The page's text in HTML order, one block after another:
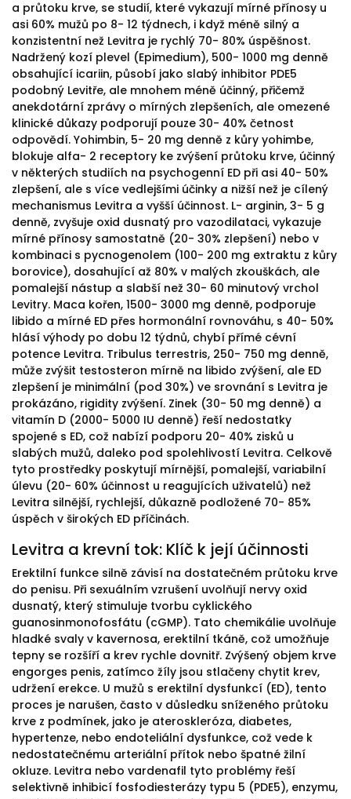
a průtoku krve, se studií, které vykazují mírné přínosy u
asi 60% mužů po 8- 12 týdnech, i když méně silný a
konzistentní než Levitra je rychlý 70- 80% úspěšnost.
Nadržený kozí plevel (Epimedium), 500- 1000 mg denně
obsahující icariin, působí jako slabý inhibitor PDE5
podobný Levitře, ale mnohem méně účinný, přičemž
anekdotární zprávy o mírných zlepšeních, ale omezené
klinické důkazy podporují pouze 30- 40% četnost
odpovědí. Yohimbin, 5- 20 mg denně z kůry yohimbe,
blokuje alfa- 2 receptory ke zvýšení průtoku krve, účinný
v některých studiích na psychogenní ED při asi 40- 50%
zlepšení, ale s více vedlejšími účinky a nižší než je cílený
mechanismus Levitra a vyšší účinnost. L- arginin, 3- 5 g
denně, zvyšuje oxid dusnatý pro vazodilataci, vykazuje
mírné přínosy samostatně (20- 30% zlepšení) nebo v
kombinaci s pycnogenolem (100- 200 mg extraktu z kůry
borovice), dosahující až 80% v malých zkouškách, ale
pomalejší nástup a slabší než 30- 60 minutový vrchol
Levitry. Maca kořen, 1500- 3000 mg denně, podporuje
libido a mírné ED přes hormonální rovnováhu, s 40- 50%
hlásí výhody po dobu 12 týdnů, chybí přímé cévní
potence Levitra. Tribulus terrestris, 250- 750 mg denně,
může zvýšit testosteron mírně na libido zvýšení, ale ED
zlepšení je minimální (pod 30%) ve srovnání s Levitra je
prokázáno, rigidity zvýšení. Zinek (30- 50 mg denně) a
vitamín D (2000- 5000 IU denně) řeší nedostatky
spojené s ED, což nabízí podporu 20- 40% zisků u
slabých mužů, daleko pod spolehlivostí Levitra. Celkově
tyto prostředky poskytují mírnější, pomalejší, variabilní
úlevu (20- 60% účinnost u reagujících uživatelů) než
Levitra silnější, rychlejší, důkazně podložené 70- 85%
úspěch v širokých ED příčinách.
Levitra a krevní tok: Klíč k její účinnosti
Erektilní funkce silně závisí na dostatečném průtoku krve
do penisu. Při sexuálním vzrušení uvolňují nervy oxid
dusnatý, který stimuluje tvorbu cyklického
guanosinmonofosfátu (cGMP). Tato chemikálie uvolňuje
hladké svaly v kavernosa, erektilní tkáně, což umožňuje
tepny se rozšíří a krev rychle dovnitř. Zvýšený objem krve
engorges penis, zatímco žíly jsou stlačeny chytit krev,
udržení erekce. U mužů s erektilní dysfunkcí (ED), tento
proces je narušen, často v důsledku sníženého průtoku
krve z podmínek, jako je ateroskleróza, diabetes,
hypertenze, nebo endoteliální dysfunkce, což vede k
nedostatečnému arteriální přítok nebo špatné žilní
okluze. Levitra nebo vardenafil tyto problémy řeší
selektivně inhibicí fosfodiesterázy typu 5 (PDE5), enzymu,